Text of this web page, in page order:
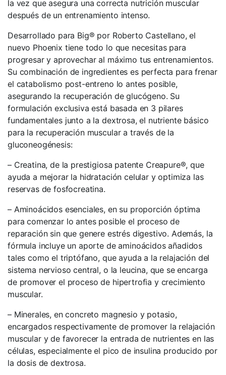
la vez que asegura una correcta nutrición muscular
después de un entrenamiento intenso.
Desarrollado para Big® por Roberto Castellano, el
nuevo Phoenix tiene todo lo que necesitas para
progresar y aprovechar al máximo tus entrenamientos.
Su combinación de ingredientes es perfecta para frenar
el catabolismo post-entreno lo antes posible,
asegurando la recuperación de glucógeno. Su
formulación exclusiva está basada en 3 pilares
fundamentales junto a la dextrosa, el nutriente básico
para la recuperación muscular a través de la
gluconeogénesis:
– Creatina, de la prestigiosa patente Creapure®, que
ayuda a mejorar la hidratación celular y optimiza las
reservas de fosfocreatina.
– Aminoácidos esenciales, en su proporción óptima
para comenzar lo antes posible el proceso de
reparación sin que genere estrés digestivo. Además, la
fórmula incluye un aporte de aminoácidos añadidos
tales como el triptófano, que ayuda a la relajación del
sistema nervioso central, o la leucina, que se encarga
de promover el proceso de hipertrofia y crecimiento
muscular.
– Minerales, en concreto magnesio y potasio,
encargados respectivamente de promover la relajación
muscular y de favorecer la entrada de nutrientes en las
células, especialmente el pico de insulina producido por
la dosis de dextrosa.